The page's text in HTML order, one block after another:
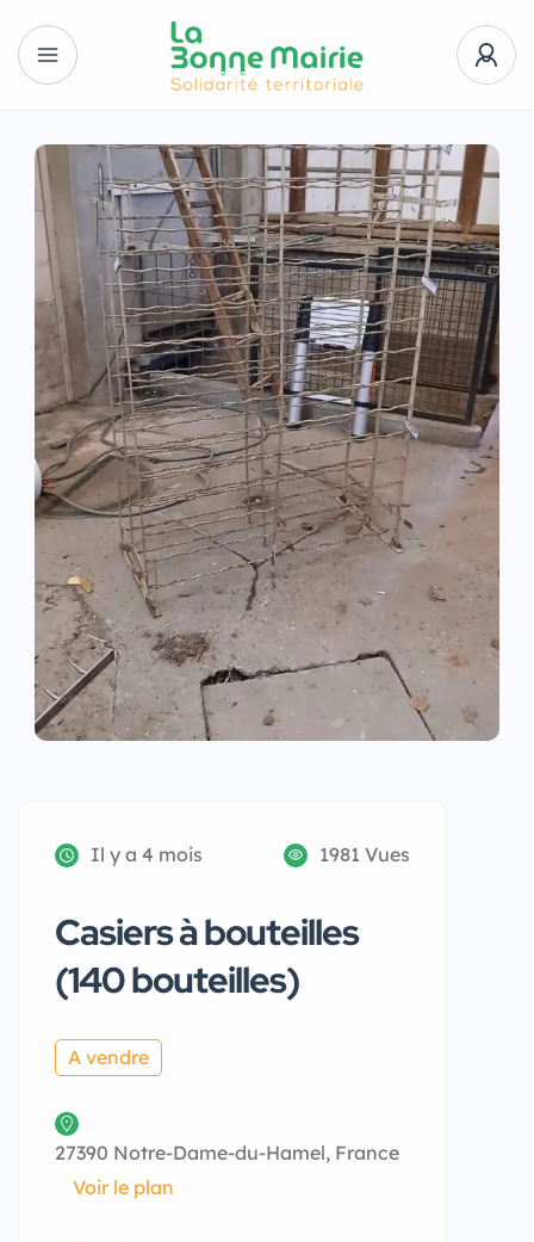
Il y a 4 mois 1981 Vues
Casiers à bouteilles
(140 bouteilles)
A vendre
27390 Notre-Dame-du-Hamel, France
Voir le plan